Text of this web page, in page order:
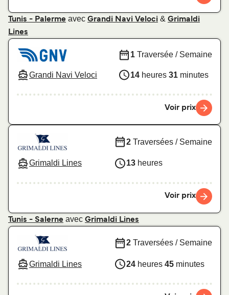
Tunis - Palerme avec Grandi Navi Veloci & Grimaldi
Lines
Grandi Navi Veloci
1 Traversée / Semaine
14 heures 31 minutes
Voir prix
Grimaldi Lines
2 Traversées / Semaine
13 heures
Voir prix
Tunis - Salerne avec Grimaldi Lines
Grimaldi Lines
2 Traversées / Semaine
24 heures 45 minutes